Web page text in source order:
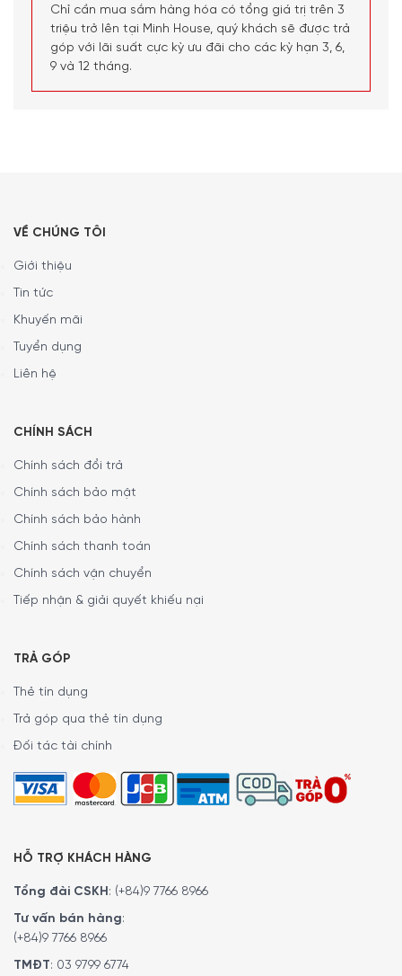
do đó thực phẩm không bị khô, không có mùi hôi.
Thiết kế bằng thép không gỉ.
Nắp nhựa trong suốt, kết cấu 2 tầng.
khác nhau
Nồi Hấp 2 Tầng Mini Unold 38650 với thiết kế cực kỳ tiện lợi
Với một sản phẩm không quá cầu kỳ, công nghệ phức tạp
nhưng Nồi Hấp 2 Tầng Mini Unold 38650 lại mang lại rất
khi chế biến, giúp chúng ta tạo ra các bữa ăn lành mạnh
hơn khi không dùng đến dầu mỡ, có thể hấp được nhiều
cả gia đình….Sản phẩm sẽ là vật dụng được sử dụng hàng
ngày của quý khách. Minh House luôn mang đến cho khách
hàng những sản phẩm tốt nhất.
Quý vị hãy gọi điện trực tiếp vào Hotline:
024 7300 6774
đặt mua sản phẩm. Hoặc đặt hàng trực tiếp trên
Chỉ cần mua sắm hàng hóa có tổng giá trị trên 3
triệu trở lên tại Minh House, quý khách sẽ được trả
góp với lãi suất cực kỳ ưu đãi cho các kỳ hạn 3, 6,
9 và 12 tháng.
VỀ CHÚNG TÔI
Giới thiệu
Tin tức
Khuyến mãi
Tuyển dụng
Liên hệ
CHÍNH SÁCH
Chính sách đổi trả
Chính sách bảo mật
Chính sách bảo hành
Chính sách thanh toán
Chính sách vận chuyển
Tiếp nhận & giải quyết khiếu nại
TRẢ GÓP
Thẻ tín dụng
Trả góp qua thẻ tín dụng
Đối tác tài chính
HỖ TRỢ KHÁCH HÀNG
Tổng đài CSKH: (+84)9 7766 8966
Tư vấn bán hàng:
(+84)9 7766 8966
TMĐT: 03 9799 6774